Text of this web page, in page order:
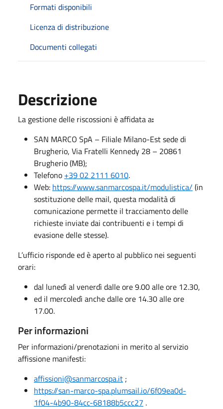
Formati disponibili
Licenza di distribuzione
Documenti collegati
Descrizione
La gestione delle riscossioni è affidata a:
SAN MARCO SpA – Filiale Milano-Est sede di
Brugherio, Via Fratelli Kennedy 28 – 20861
Brugherio (MB);
Telefono +39 02 2111 6010.
Web: https://www.sanmarcospa.it/modulistica/ (in
sostituzione delle mail, questa modalità di
comunicazione permette il tracciamento delle
richieste inviate dai contribuenti e i tempi di
evasione delle stesse).
L’ufficio risponde ed è aperto al pubblico nei seguenti
orari:
dal lunedì al venerdì dalle ore 9.00 alle ore 12.30,
ed il mercoledì anche dalle ore 14.30 alle ore
17.00.
Per informazioni
Per informazioni/prenotazioni in merito al servizio
affissione manifesti:
affissioni@sanmarcospa.it ;
https://san-marco-spa.plumsail.io/6f09ea0d-
1f04-4b90-84cc-68188b5ccc27 .